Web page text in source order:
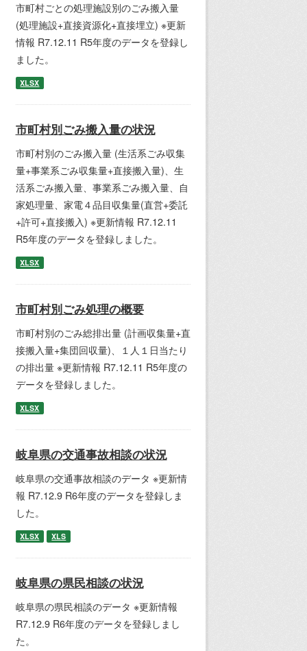
市町村ごとの処理施設別のごみ搬入量
(処理施設+直接資源化+直接埋立) ※更新
情報 R7.12.11 R5年度のデータを登録し
ました。
XLSX
市町村別ごみ搬入量の状況
市町村別のごみ搬入量 (生活系ごみ収集
量+事業系ごみ収集量+直接搬入量)、生
活系ごみ搬入量、事業系ごみ搬入量、自
家処理量、家電４品目収集量(直営+委託
+許可+直接搬入) ※更新情報 R7.12.11
R5年度のデータを登録しました。
XLSX
市町村別ごみ処理の概要
市町村別のごみ総排出量 (計画収集量+直
接搬入量+集団回収量)、１人１日当たり
の排出量 ※更新情報 R7.12.11 R5年度の
データを登録しました。
XLSX
岐阜県の交通事故相談の状況
岐阜県の交通事故相談のデータ ※更新情
報 R7.12.9 R6年度のデータを登録しま
した。
XLSX XLS
岐阜県の県民相談の状況
岐阜県の県民相談のデータ ※更新情報
R7.12.9 R6年度のデータを登録しまし
た。